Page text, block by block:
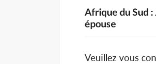
Afrique du Sud
épouse
Veuillez vous